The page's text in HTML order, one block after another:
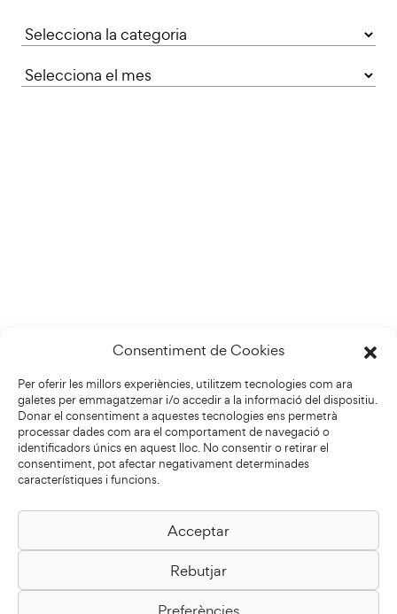
Consentiment de Cookies
Per oferir les millors experiències, utilitzem tecnologies com ara
galetes per emmagatzemar i/o accedir a la informació del dispositiu.
Donar el consentiment a aquestes tecnologies ens permetrà
processar dades com ara el comportament de navegació o
identificadors únics en aquest lloc. No consentir o retirar el
consentiment, pot afectar negativament determinades
característiques i funcions.
Acceptar
Rebutjar
Preferències
Categories
Biblioteca Pilarin Bayés
Passeig de la Generalitat, 1
08500 Vic